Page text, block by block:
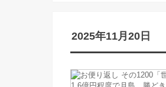
2025年11月20日